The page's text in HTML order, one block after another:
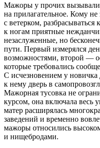
Мажоры у прочих вызывали
на прилагательное. Кому не
с ветерком,
к ногам приятные
незаслуженные, но
пути. Первый измерялся
возможностями, второй —
которые требовались
С исчезновением у новичка
к нему дверь в
Мажорная тусовка не
курсом, она включала весь
матер расширялась
заведений и временно
мажоры относились
и нищебродами.